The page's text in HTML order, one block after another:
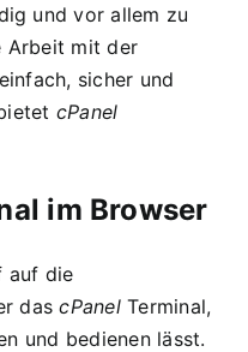
und vor allem zu
Arbeit mit der
sicher und
cPanel
im Browser
auf die
dascPanelTerminal,
und bedienen lässt.